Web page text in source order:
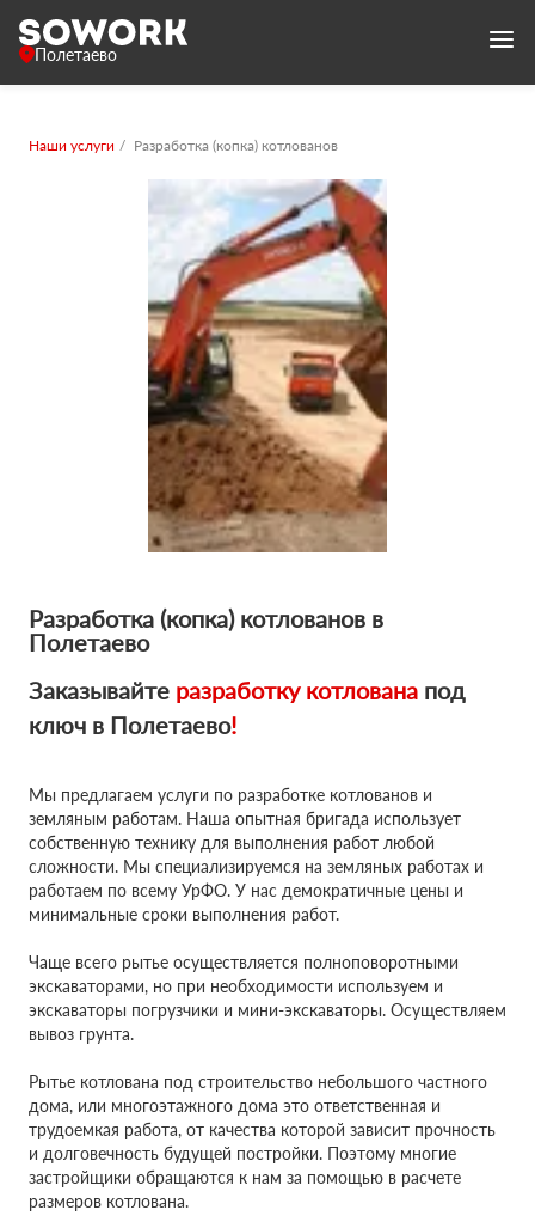
Полетаево
Наши услуги Разработка (копка) котлованов
Разработка (копка) котлованов в
Полетаево
Заказывайте разработку котлована под
ключ в Полетаево!
Мы предлагаем услуги по разработке котлованов и
земляным работам. Наша опытная бригада использует
собственную технику для выполнения работ любой
сложности. Мы специализируемся на земляных работах и
работаем по всему УрФО. У нас демократичные цены и
минимальные сроки выполнения работ.
Чаще всего рытье осуществляется полноповоротными
экскаваторами, но при необходимости используем и
экскаваторы погрузчики и мини-экскаваторы. Осуществляем
вывоз грунта.
Рытье котлована под строительство небольшого частного
дома, или многоэтажного дома это ответственная и
трудоемкая работа, от качества которой зависит прочность
и долговечность будущей постройки. Поэтому многие
застройщики обращаются к нам за помощью в расчете
размеров котлована.